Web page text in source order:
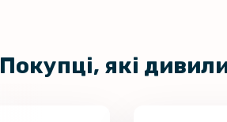
Покупці, які